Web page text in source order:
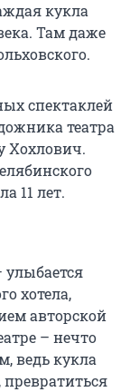
кукла
Там даже
спектаклей
театра
Хохлович.
11 лет.
улыбается
хотела,
авторской
– нечто
ведь кукла
превратиться